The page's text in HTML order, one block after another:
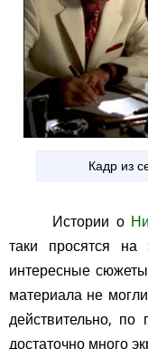
Кадр из
Истории о
таки просятся на
интересные
материала не
действительно, по
достаточно много